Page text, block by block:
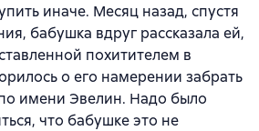
иначе. Месяц назад, спустя
бабушка вдруг рассказала ей,
похитителем в
о его намерении забрать
имени Эвелин. Надо было
что бабушке это не